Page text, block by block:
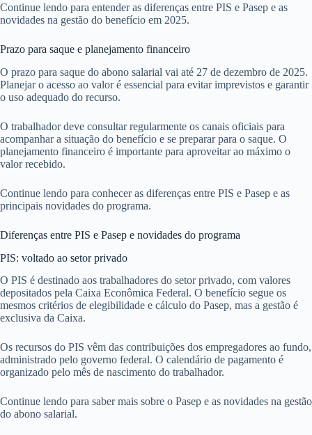
Continue lendo para entender as diferenças entre PIS e Pasep e as
novidades na gestão do benefício em 2025.
Prazo para saque e planejamento financeiro
O prazo para saque do abono salarial vai até 27 de dezembro de 2025.
Planejar o acesso ao valor é essencial para evitar imprevistos e garantir
o uso adequado do recurso.
O trabalhador deve consultar regularmente os canais oficiais para
acompanhar a situação do benefício e se preparar para o saque. O
planejamento financeiro é importante para aproveitar ao máximo o
valor recebido.
Continue lendo para conhecer as diferenças entre PIS e Pasep e as
principais novidades do programa.
Diferenças entre PIS e Pasep e novidades do programa
PIS: voltado ao setor privado
O PIS é destinado aos trabalhadores do setor privado, com valores
depositados pela Caixa Econômica Federal. O benefício segue os
mesmos critérios de elegibilidade e cálculo do Pasep, mas a gestão é
exclusiva da Caixa.
Os recursos do PIS vêm das contribuições dos empregadores ao fundo,
administrado pelo governo federal. O calendário de pagamento é
organizado pelo mês de nascimento do trabalhador.
Continue lendo para saber mais sobre o Pasep e as novidades na gestão
do abono salarial.